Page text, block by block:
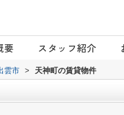
要 スタッフ紹介
雲市 > 天神町の賃貸物件